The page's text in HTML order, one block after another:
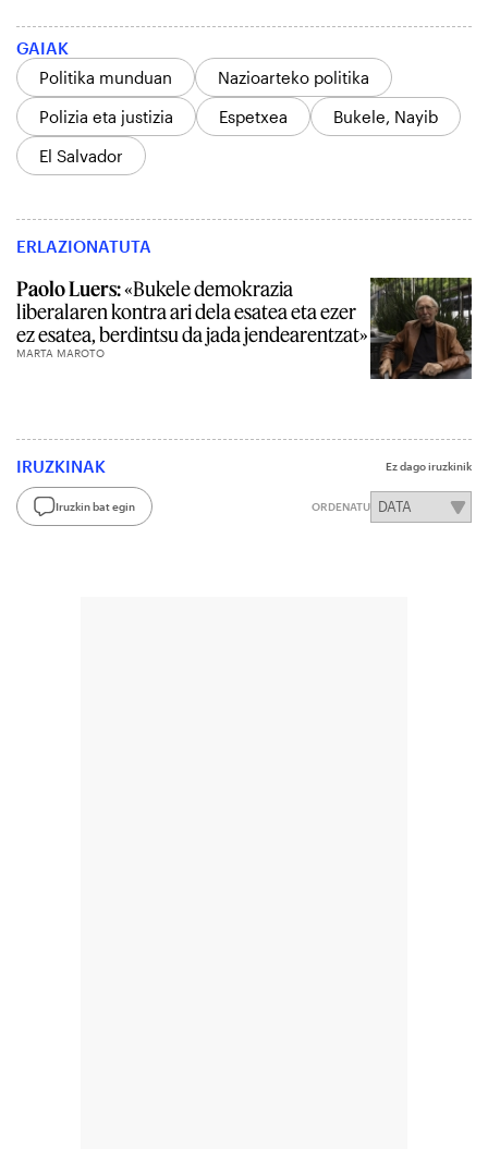
GAIAK
Politika munduan
Nazioarteko politika
Polizia eta justizia
Espetxea
Bukele, Nayib
El Salvador
ERLAZIONATUTA
Paolo Luers:«Bukele demokrazia
liberalaren kontra ari dela esatea eta ezer
ez esatea, berdintsu da jada jendearentzat»
MARTA MAROTO
IRUZKINAK Ez dago iruzkinik
Iruzkin bat egin ORDENATU